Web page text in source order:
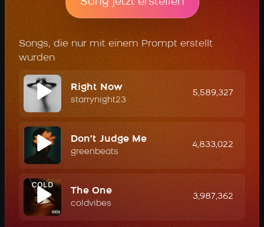
Songs, die nur mit einem Prompt erstellt
wurden
Right Now
starrynight23
5,589,327
Don't Judge Me
greenbeats
4,833,022
The One
coldvibes
3,987,362